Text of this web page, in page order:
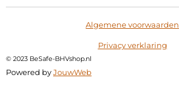
Algemene voorwaarden
Privacy verklaring
© 2023 BeSafe-BHVshop.nl
Powered byJouwWeb